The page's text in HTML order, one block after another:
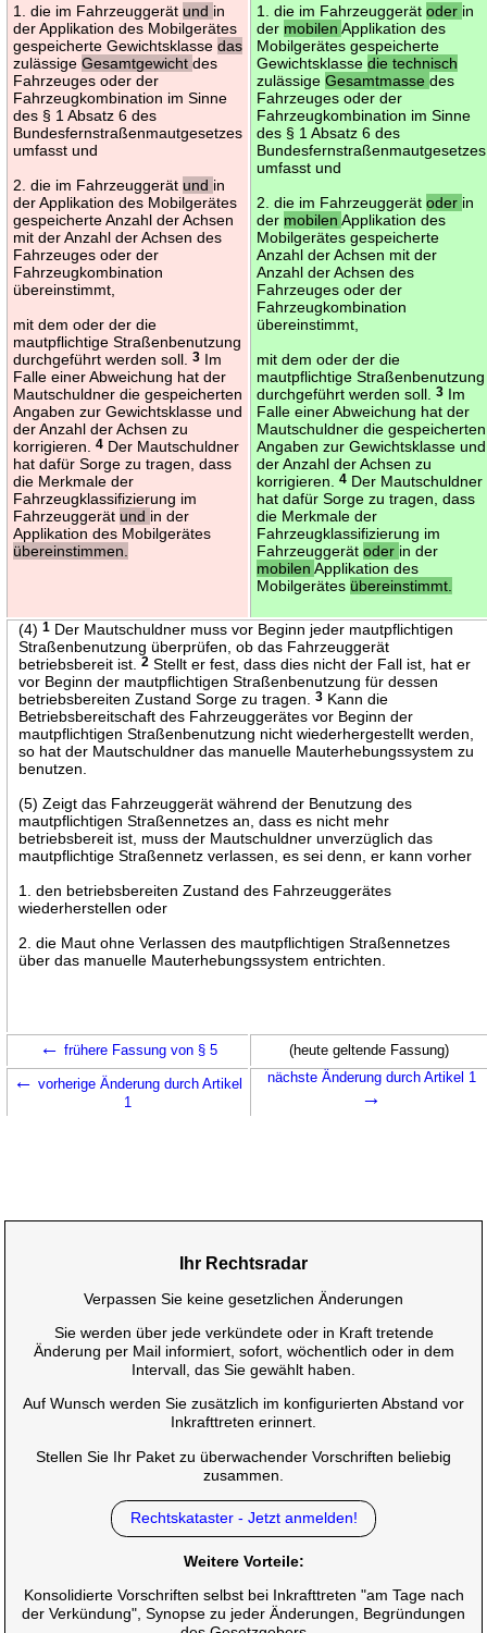
1. die im Fahrzeuggerät und in
der Applikation des Mobilgerätes
gespeicherte Gewichtsklassedas
zulässigeGesamtgewichtdes
Fahrzeuges oder der
Fahrzeugkombination im Sinne
des § 1 Absatz 6 des
Bundesfernstraßenmautgesetzes
umfasst und
2. die im Fahrzeuggerät und in
der Applikation des Mobilgerätes
gespeicherte Anzahl der Achsen
mit der Anzahl der Achsen des
Fahrzeuges oder der
Fahrzeugkombination
übereinstimmt,
mit dem oder der die
mautpflichtige Straßenbenutzung
durchgeführt werden soll.3 Im
Falle einer Abweichung hat der
Mautschuldner die gespeicherten
Angaben zur Gewichtsklasse und
der Anzahl der Achsen zu
korrigieren.4 Der Mautschuldner
hat dafür Sorge zu tragen, dass
die Merkmale der
Fahrzeugklassifizierung im
Fahrzeuggerät und in der
Applikation des Mobilgerätes
übereinstimmen.
1. die im Fahrzeuggerätoder in
der mobilenApplikation des
Mobilgerätes gespeicherte
Gewichtsklassedie technisch
zulässigeGesamtmassedes
Fahrzeuges oder der
Fahrzeugkombination im Sinne
des § 1 Absatz 6 des
Bundesfernstraßenmautgesetzes
umfasst und
2. die im Fahrzeuggerätoder in
der mobilenApplikation des
Mobilgerätes gespeicherte
Anzahl der Achsen mit der
Anzahl der Achsen des
Fahrzeuges oder der
Fahrzeugkombination
übereinstimmt,
mit dem oder der die
mautpflichtige Straßenbenutzung
durchgeführt werden soll.3 Im
Falle einer Abweichung hat der
Mautschuldner die gespeicherten
Angaben zur Gewichtsklasse und
der Anzahl der Achsen zu
korrigieren.4 Der Mautschuldner
hat dafür Sorge zu tragen, dass
die Merkmale der
Fahrzeugklassifizierung im
Fahrzeuggerätoder in der
mobilenApplikation des
Mobilgerätes übereinstimmt.
(4)1 Der Mautschuldner muss vor Beginn jeder mautpflichtigen
Straßenbenutzung überprüfen, ob das Fahrzeuggerät
betriebsbereit ist.2 Stellt er fest, dass dies nicht der Fall ist, hat er
vor Beginn der mautpflichtigen Straßenbenutzung für dessen
betriebsbereiten Zustand Sorge zu tragen.3 Kann die
Betriebsbereitschaft des Fahrzeuggerätes vor Beginn der
mautpflichtigen Straßenbenutzung nicht wiederhergestellt werden,
so hat der Mautschuldner das manuelle Mauterhebungssystem zu
benutzen.
(5) Zeigt das Fahrzeuggerät während der Benutzung des
mautpflichtigen Straßennetzes an, dass es nicht mehr
betriebsbereit ist, muss der Mautschuldner unverzüglich das
mautpflichtige Straßennetz verlassen, es sei denn, er kann vorher
1. den betriebsbereiten Zustand des Fahrzeuggerätes
wiederherstellen oder
2. die Maut ohne Verlassen des mautpflichtigen Straßennetzes
über das manuelle Mauterhebungssystem entrichten.
← frühere Fassung von § 5 (heute geltende Fassung)
← vorherige Änderung durch Artikel
1
nächste Änderung durch Artikel 1
→
Ihr Rechtsradar
Verpassen Sie keine gesetzlichen Änderungen
Sie werden über jede verkündete oder in Kraft tretende
Änderung per Mail informiert, sofort, wöchentlich oder in dem
Intervall, das Sie gewählt haben.
Auf Wunsch werden Sie zusätzlich im konfigurierten Abstand vor
Inkrafttreten erinnert.
Stellen Sie Ihr Paket zu überwachender Vorschriften beliebig
zusammen.
Rechtskataster - Jetzt anmelden!
Weitere Vorteile:
Konsolidierte Vorschriften selbst bei Inkrafttreten "am Tage nach
der Verkündung", Synopse zu jeder Änderungen, Begründungen